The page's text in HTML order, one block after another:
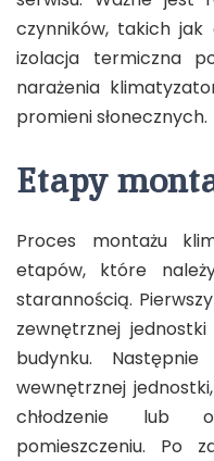
czynników, takich jak
izolacja termiczna
narażenia
promieni słonecznych.
Etapy
Proces montażu
etapów, które
starannością.
zewnętrznej
budynku.
wewnętrznej
chłodzenie lub
pomieszczeniu. Po